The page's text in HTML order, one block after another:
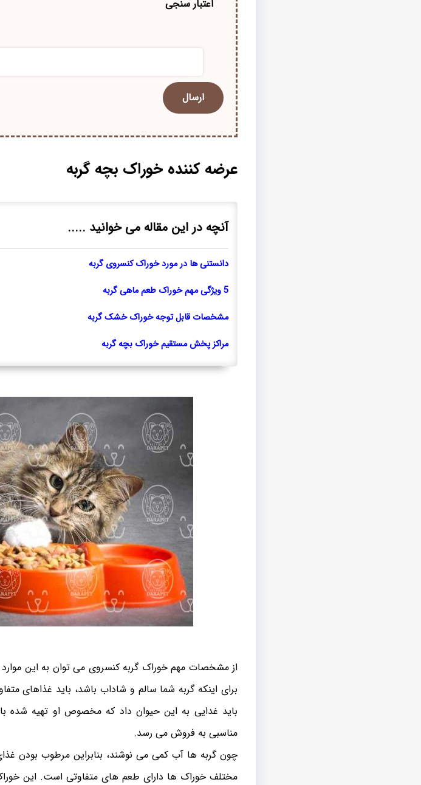
اعتبار سنجی
عرضه کننده خوراک بچه گربه
آنچه در این مقاله می خوانید .....
دانستنی ها در مورد خوراک کنسروی گربه
5 ویژگی مهم خوراک طعم ماهی گربه
مشخصات قابل توجه خوراک خشک گربه
مراکز پخش مستقیم خوراک بچه گربه
از مشخصات مهم خوراک گربه کنسروی می ‌توان به این موارد
برای اینکه گربه شما سالم و شاداب باشد، باید غذاهای
باید غدایی به این حیوان داد که مخصوص او تهیه شده
مناسبی به فروش می رسد.
چون گربه ها آب کمی می نوشند، بنابراین مرطوب بودن
مختلف خوراک ها دارای طعم های متفاوتی است. این